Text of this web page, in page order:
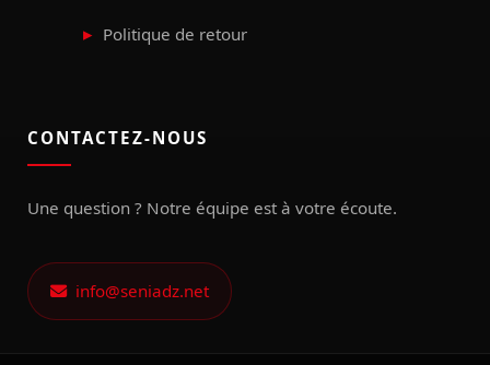
Politique de retour
CONTACTEZ-NOUS
Une question ? Notre équipe est à votre écoute.
info@seniadz.net